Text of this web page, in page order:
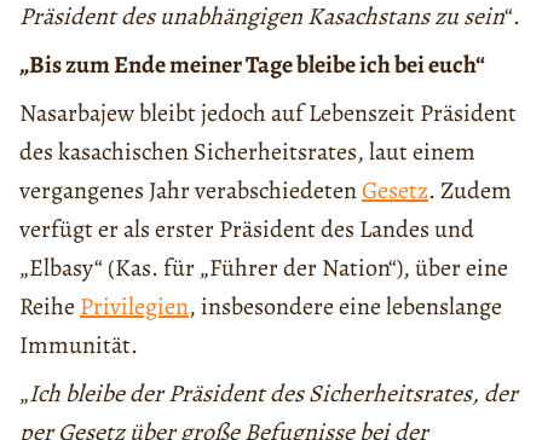
Präsident des unabhängigen Kasachstans zu sein“.
„Bis zum Ende meiner Tage bleibe ich bei euch“
Nasarbajew bleibt jedoch auf Lebenszeit Präsident
des kasachischen Sicherheitsrates, laut einem
vergangenes Jahr verabschiedetenGesetz. Zudem
verfügt er als erster Präsident des Landes und
„Elbasy“ (Kas. für „Führer der Nation“), über eine
Reihe Privilegien, insbesondere eine lebenslange
Immunität.
„Ich bleibe der Präsident des Sicherheitsrates, der
per Gesetz über große Befugnisse bei der